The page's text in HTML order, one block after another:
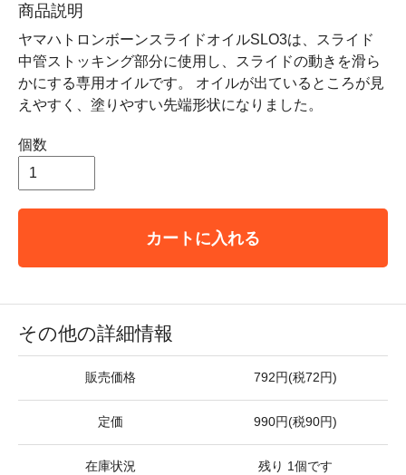
商品説明
ヤマハトロンボーンスライドオイルSLO3は、スライド
中管ストッキング部分に使用し、スライドの動きを滑ら
かにする専用オイルです。 オイルが出ているところが見
えやすく、塗りやすい先端形状になりました。
個数
カートに入れる
その他の詳細情報
販売価格 792円(税72円)
定価 990円(税90円)
在庫状況 残り 1個です